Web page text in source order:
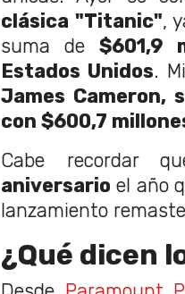
clásica "Titanic",
suma de $601,9
Estados Unidos.
James Cameron,
con $600,7
Cabe recordar
aniversario el año
lanzamiento
¿Qué dicen